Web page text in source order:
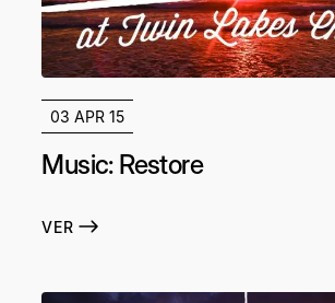
03 APR 15
Music: Restore
VER